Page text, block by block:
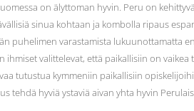
on älyttoman hyvin. Peru on
sinua kohtaan ja kombolla ripaus
puhelimen varastamista lukuunottamatta
valittelevat, että paikallisiin on
tutustua kymmeniin paikallisiin
tehdä hyviä ystaviä aivan yhta hyvin